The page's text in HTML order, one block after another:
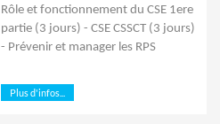
Rôle et fonctionnement du CSE 1ere
partie (3 jours) - CSE CSSCT (3 jours)
- Prévenir et manager les RPS
Plus d'infos...